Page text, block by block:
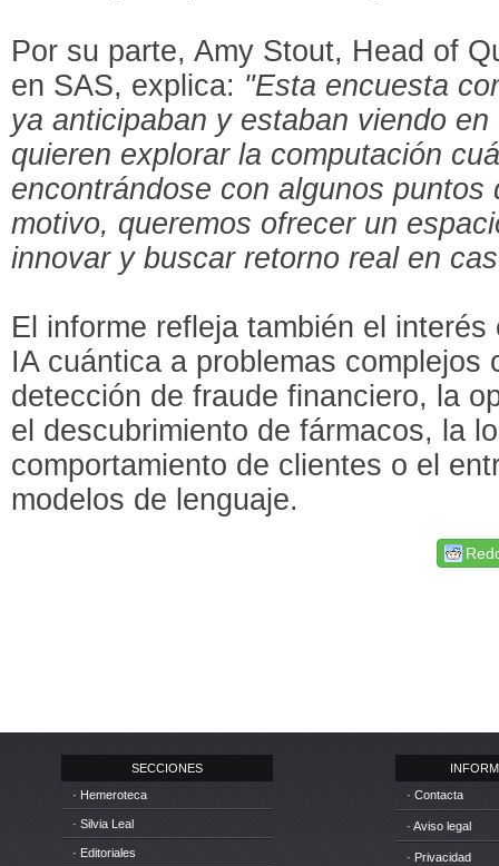
Por su parte, Amy Stout, Head of
en SAS, explica: "Esta encuesta
ya anticipaban y estaban viendo
quieren explorar la computación
encontrándose con algunos
motivo, queremos ofrecer un
innovar y buscar retorno real en
El informe refleja también el
IA cuántica a problemas complejos
detección de fraude financiero, la
el descubrimiento de fármacos, la
comportamiento de clientes o el
modelos de lenguaje.
SECCIONES
· Hemeroteca
· Silvia Leal
· Editoriales
· Contacta
· Aviso legal
· Privacidad